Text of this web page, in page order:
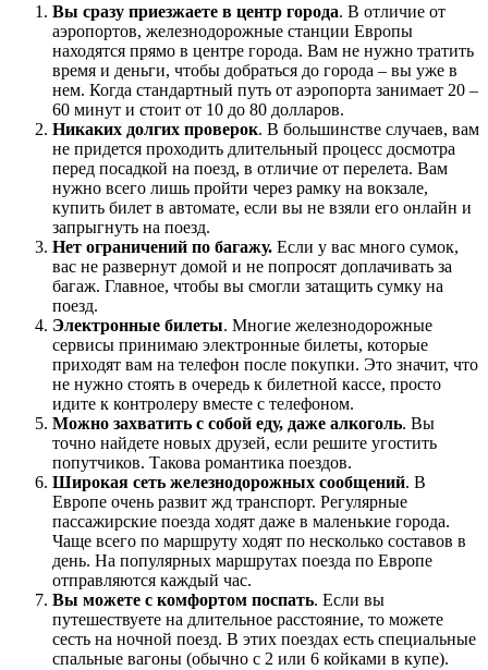
Вы сразу приезжаете в центр города. В отличие от
аэропортов, железнодорожные станции Европы
находятся прямо в центре города. Вам не нужно тратить
время и деньги, чтобы добраться до города – вы уже в
нем. Когда стандартный путь от аэропорта занимает 20 –
60 минут и стоит от 10 до 80 долларов.
Никаких долгих проверок. В большинстве случаев, вам
не придется проходить длительный процесс досмотра
перед посадкой на поезд, в отличие от перелета. Вам
нужно всего лишь пройти через рамку на вокзале,
купить билет в автомате, если вы не взяли его онлайн и
запрыгнуть на поезд.
Нет ограничений по багажу. Если у вас много сумок,
вас не развернут домой и не попросят доплачивать за
багаж. Главное, чтобы вы смогли затащить сумку на
поезд.
Электронные билеты. Многие железнодорожные
сервисы принимаю электронные билеты, которые
приходят вам на телефон после покупки. Это значит, что
не нужно стоять в очередь к билетной кассе, просто
идите к контролеру вместе с телефоном.
Можно захватить с собой еду, даже алкоголь. Вы
точно найдете новых друзей, если решите угостить
попутчиков. Такова романтика поездов.
Широкая сеть железнодорожных сообщений. В
Европе очень развит жд транспорт. Регулярные
пассажирские поезда ходят даже в маленькие города.
Чаще всего по маршруту ходят по несколько составов в
день. На популярных маршрутах поезда по Европе
отправляются каждый час.
Вы можете с комфортом поспать. Если вы
путешествуете на длительное расстояние, то можете
сесть на ночной поезд. В этих поездах есть специальные
спальные вагоны (обычно с 2 или 6 койками в купе).